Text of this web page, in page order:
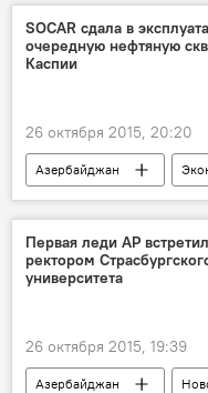
Валех Алескеров
Отказ от ассоциации с
SOCAR сдала в
очередную нефтяную
Каспии
26 октября 2015, 20:20
Азербайджан
SOCAR
Новая
Месторождении
Каспий
Добыча
Первая леди АР
ректором
университета
26 октября 2015, 19:39
Азербайджан